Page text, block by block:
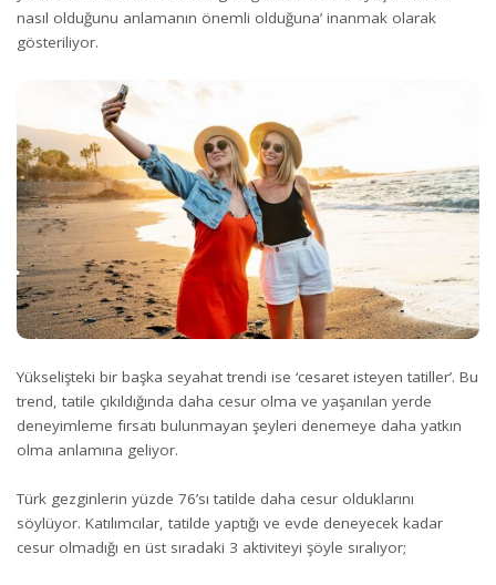
nasıl olduğunu anlamanın önemli olduğuna’ inanmak olarak
gösteriliyor.
Yükselişteki bir başka seyahat trendi ise ‘cesaret isteyen tatiller’. Bu
trend, tatile çıkıldığında daha cesur olma ve yaşanılan yerde
deneyimleme fırsatı bulunmayan şeyleri denemeye daha yatkın
olma anlamına geliyor.
Türk gezginlerin yüzde 76’sı tatilde daha cesur olduklarını
söylüyor. Katılımcılar, tatilde yaptığı ve evde deneyecek kadar
cesur olmadığı en üst sıradaki 3 aktiviteyi şöyle sıralıyor;